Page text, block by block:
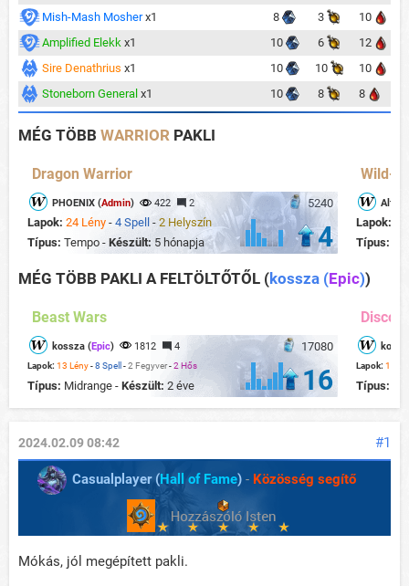
Mish-Mash Mosher x1 8 3
10
Amplified Elekk x1 10 6
12
Sire Denathrius x1 10 10
10
Stoneborn General x1 10 8 8
MÉG TÖBB WARRIOR PAKLI
Dragon Warrior
5240
PHOENIX (Admin) 422 2
Lapok: 24 Lény - 4 Spell - 2 Helyszín
Típus: Tempo - Készült: 5 hónapja 4
Wild-
Lapok:
Típus:
MÉG TÖBB PAKLI A FELTÖLTŐTŐL (kossza (Epic))
Beast Wars
17080
kossza (Epic) 1812 4
Lapok: 13 Lény-8 Spell -2 Fegyver-2 Hős
Típus: Midrange - Készült: 2 éve 16
Disco
Lapok: 19
Típus:
#1
2024.02.09 08:42
Casualplayer (Hall of Fame) - Közösség segítő
Mókás, jól megépített pakli.